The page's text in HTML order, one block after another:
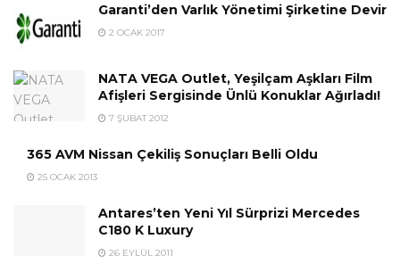
Garanti’den Varlık Yönetimi Şirketine Devir
2 OCAK 2017
NATA VEGA Outlet, Yeşilçam Aşkları Film
Afişleri Sergisinde Ünlü Konuklar Ağırladı!
7 ŞUBAT 2012
365 AVM Nissan Çekiliş Sonuçları Belli Oldu
25 OCAK 2013
Antares’ten Yeni Yıl Sürprizi Mercedes
C180 K Luxury
26 EYLÜL 2011